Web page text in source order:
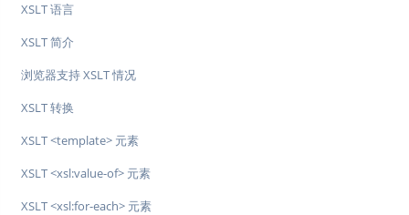
XSLT 语言
XSLT 简介
浏览器支持 XSLT 情况
XSLT 转换
XSLT <template> 元素
XSLT <xsl:value-of> 元素
XSLT <xsl:for-each> 元素